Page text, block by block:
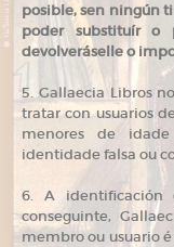
posible, sen ningún
poder substituír o
devolveráselle o
5. Gallaecia Libros
tratar con usuarios
menores de
identidade falsa ou
6. A identificación
conseguinte,
membro ou usuario